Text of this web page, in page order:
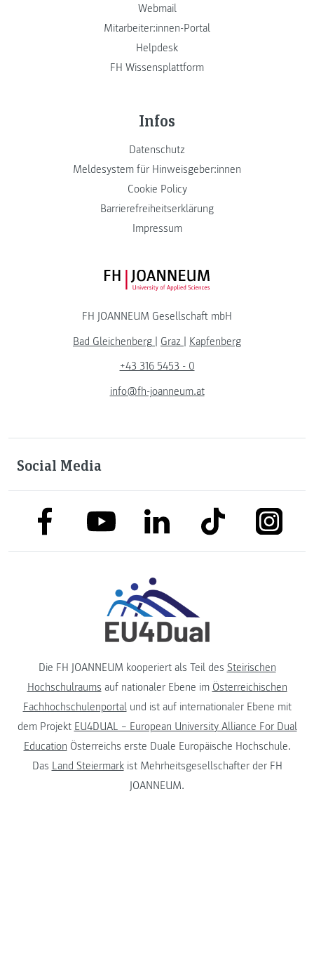
Webmail
Mitarbeiter:innen-Portal
Helpdesk
FH Wissensplattform
Infos
Datenschutz
Meldesystem für Hinweisgeber:innen
Cookie Policy
Barrierefreiheitserklärung
Impressum
FH JOANNEUM Logo
FH JOANNEUM Gesellschaft mbH
Bad Gleichenberg | Graz | Kapfenberg
+43 316 5453 - 0
info@fh-joanneum.at
Social Media
link to facebooklink to youtubelink to linkedinlink to tiktok link to
Die FH JOANNEUM kooperiert als Teil des Steirischen
Hochschulraums auf nationaler Ebene im Österreichischen
Fachhochschulenportalund ist auf internationaler Ebene mit
dem Projekt EU4DUAL – European University Alliance For Dual
Education Österreichs erste Duale Europäische Hochschule.
Das Land Steiermarkist Mehrheitsgesellschafter der FH
JOANNEUM.